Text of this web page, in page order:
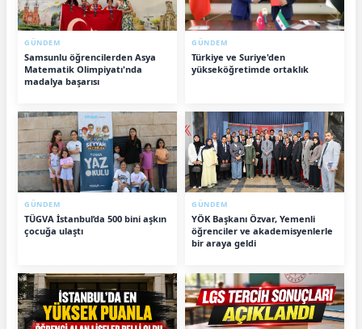
GÜNDEM
Samsunlu öğrencilerden Asya
Matematik Olimpiyatı'nda
madalya başarısı
GÜNDEM
Türkiye ve Suriye'den
yükseköğretimde ortaklık
GÜNDEM
TÜGVA İstanbul’da 500 bini aşkın
çocuğa ulaştı
GÜNDEM
YÖK Başkanı Özvar, Yemenli
öğrenciler ve akademisyenlerle
bir araya geldi